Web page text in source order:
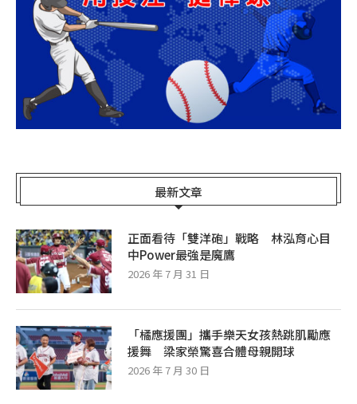
最新文章
正面看待「雙洋砲」戰略 林泓育心目
中Power最強是魔鷹
2026 年 7 月 31 日
「橘應援團」攜手樂天女孩熱跳肌勵應
援舞 梁家榮驚喜合體母親開球
2026 年 7 月 30 日